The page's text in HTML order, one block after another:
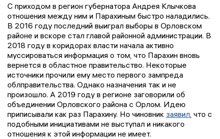
С приходом в регион губернатора Андрея Клычкова
отношения между ним и Парахиным быстро наладились.
В 2016 году последний выиграл выборы в Орловском
районе и вскоре стал главой районной администрации. В
2018 году в коридорах власти начала активно
муссироваться информация о том, что Парахин вновь
вернется в областное правительство. Некоторые
источники прочили ему место первого зампреда
облправительства. Однако назначения так и не
произошло. А 2019 году в регионе заговорили об
объединении Орловского района с Орлом. Идею
приписывали как раз Парахину. Но чиновник заявил , что с
подобными инициативами не выступал и никакого
отношения к этой информации не имеет.